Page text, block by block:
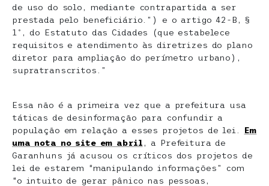
de uso do solo, mediante contrapartida a ser
prestada pelo beneficiário.”) e o artigo 42-B, §
1º, do Estatuto das Cidades (que estabelece
requisitos e atendimento às diretrizes do plano
diretor para ampliação do perímetro urbano),
supratranscritos.”
Essa não é a primeira vez que a prefeitura usa
táticas de desinformação para confundir a
população em relação a esses projetos de lei. Em
uma nota no site em abril , a Prefeitura de
Garanhuns já acusou os críticos dos projetos de
lei de estarem “manipulando informações” com
“o intuito de gerar pânico nas pessoas,